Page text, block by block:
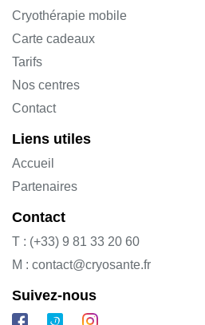
Cryothérapie mobile
Carte cadeaux
Tarifs
Nos centres
Contact
Liens utiles
Accueil
Partenaires
Contact
T : (+33) 9 81 33 20 60
M : contact@cryosante.fr
Suivez-nous